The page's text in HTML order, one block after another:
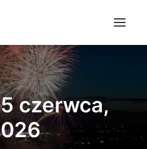
czerwca,